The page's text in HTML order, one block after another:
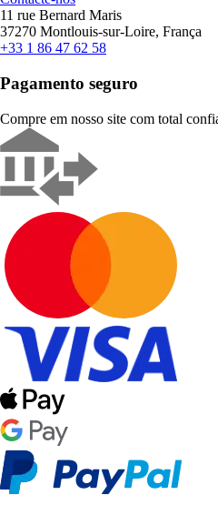
11 rue Bernard Maris
37270 Montlouis-sur-Loire, França
+33 1 86 47 62 58
Pagamento seguro
Compre em nosso site com total